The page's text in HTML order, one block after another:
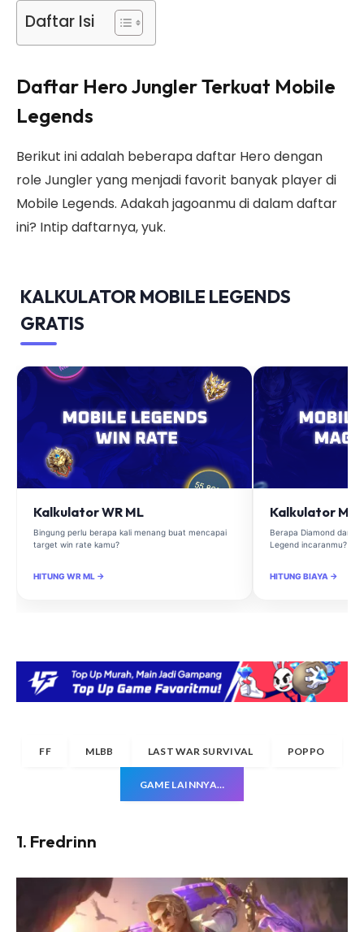
Daftar Isi
Daftar Hero Jungler Terkuat Mobile
Legends
Berikut ini adalah beberapa daftar Hero dengan
role Jungler yang menjadi favorit banyak player di
Mobile Legends. Adakah jagoanmu di dalam daftar
ini? Intip daftarnya, yuk.
KALKULATOR MOBILE LEGENDS
GRATIS
Kalkulator WR ML
Bingung perlu berapa kali menang buat mencapai
target win rate kamu?
HITUNG WR ML →
Kalkulator
Berapa Diamond dan
Legend incaranmu?
HITUNG BIAYA →
FF MLBB LAST WAR SURVIVAL POPPO
GAME LAINNYA…
1. Fredrinn